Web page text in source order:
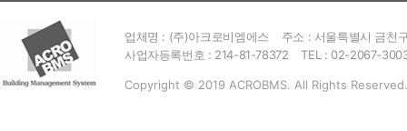
업체명 : (주)아크로비엠에스
주소 : 서울특별시 금천
사업자등록번호 : 214-81-78372
TEL : 02-2067-
Copyright © 2019 ACROBMS. All Rights Reserved.